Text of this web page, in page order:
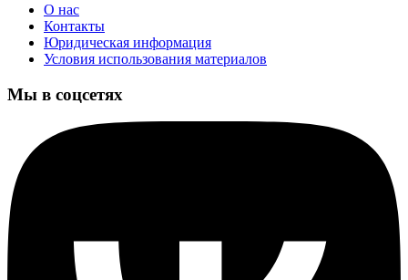
О нас
Контакты
Юридическая информация
Условия использования материалов
Мы в соцсетях